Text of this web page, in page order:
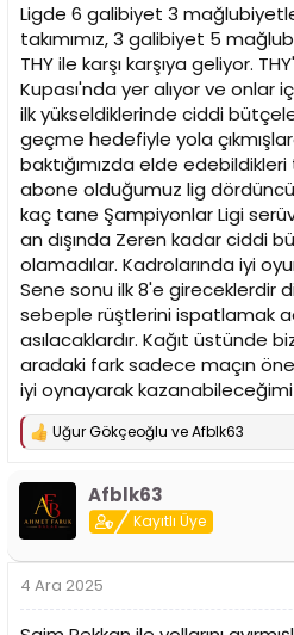
Ligde 6 galibiyet 3
takımımız, 3 galibiyet 5
THY ile karşı karşıya geliyor.
Kupası'nda yer alıyor ve onlar
ilk yükseldiklerinde ciddi
geçme hedefiyle yola
baktığımızda elde
abone olduğumuz lig
kaç tane Şampiyonlar Ligi
an dışında Zeren kadar ciddi
olamadılar. Kadrolarında iyi
Sene sonu ilk 8'e gireceklerdir
sebeple rüştlerini ispatlamak
asılacaklardır. Kağıt üstünde
aradaki fark sadece maçın
iyi oynayarak
T
p
i
l
:
Uğur Gökçeoğlu veAfblk63
Afblk63
Kayıtlı Üye
4 Ara 2025